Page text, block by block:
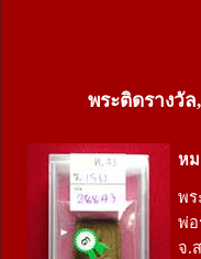
พระติดรางวัล
หม
พร
พ่อ
จ.